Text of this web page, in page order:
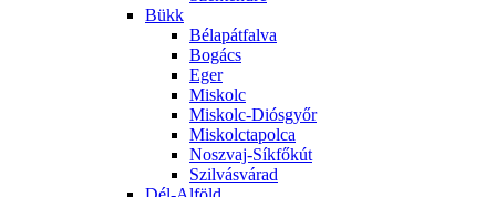
Bükk
Bélapátfalva
Bogács
Eger
Miskolc
Miskolc-Diósgyőr
Miskolctapolca
Noszvaj-Síkfőkút
Szilvásvárad